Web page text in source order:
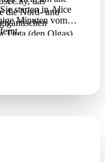
die Nord- und
Tjuta (den Olgas).
starten in Alice
Minuten vom